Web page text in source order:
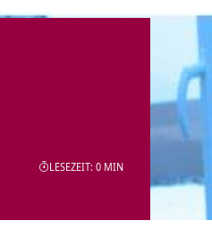
LESEZEIT: 0 MIN